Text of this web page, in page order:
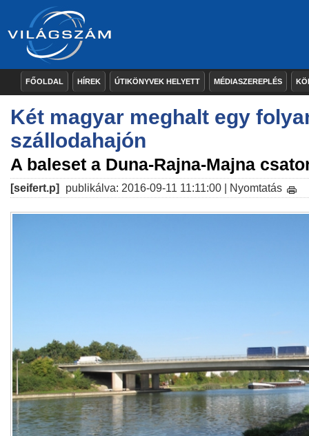
FŐOLDAL HÍREK ÚTIKÖNYVEK HELYETT MÉDIASZEREPLÉS
Két magyar meghalt egy
szállodahajón
A baleset a Duna-Rajna-Majna
[seifert.p] publikálva: 2016-09-11 11:11:00 | Nyomtatás